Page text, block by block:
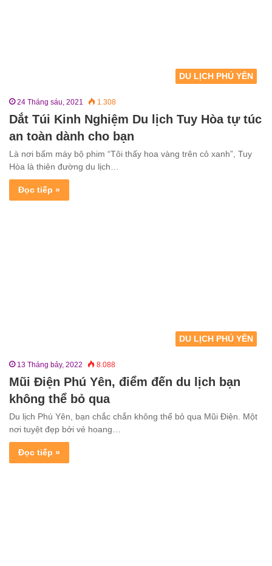
DU LỊCH PHÚ YÊN
24 Tháng sáu, 2021 1.308
Dắt Túi Kinh Nghiệm Du lịch Tuy Hòa tự túc
an toàn dành cho bạn
Là nơi bấm máy bộ phim “Tôi thấy hoa vàng trên cỏ xanh”, Tuy
Hòa là thiên đường du lịch…
Đọc tiếp »
DU LỊCH PHÚ YÊN
13 Tháng bảy, 2022 8.088
Mũi Điện Phú Yên, điểm đến du lịch bạn
không thể bỏ qua
Du lịch Phú Yên, bạn chắc chắn không thể bỏ qua Mũi Điện. Một
nơi tuyệt đẹp bởi vẻ hoang…
Đọc tiếp »